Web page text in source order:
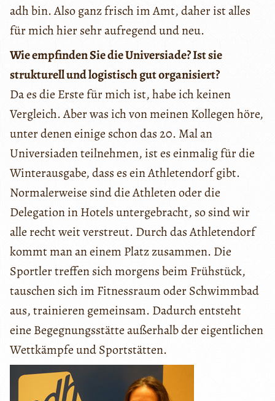
adh bin. Also ganz frisch im Amt, daher ist alles
für mich hier sehr aufregend und neu.
Wie empfinden Sie die Universiade? Ist sie
strukturell und logistisch gut organisiert?
Da es die Erste für mich ist, habe ich keinen
Vergleich. Aber was ich von meinen Kollegen höre,
unter denen einige schon das 20. Mal an
Universiaden teilnehmen, ist es einmalig für die
Winterausgabe, dass es ein Athletendorf gibt.
Normalerweise sind die Athleten oder die
Delegation in Hotels untergebracht, so sind wir
alle recht weit verstreut. Durch das Athletendorf
kommt man an einem Platz zusammen. Die
Sportler treffen sich morgens beim Frühstück,
tauschen sich im Fitnessraum oder Schwimmbad
aus, trainieren gemeinsam. Dadurch entsteht
eine Begegnungsstätte außerhalb der eigentlichen
Wettkämpfe und Sportstätten.